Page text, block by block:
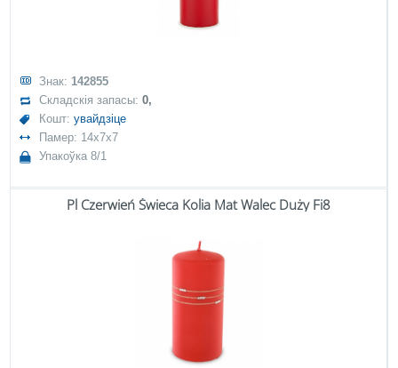
Знак: 142855
Складскія запасы:0,
Кошт:увайдзіце
Памер: 14x7x7
Упакоўка 8/1
Pl Czerwień Świeca Kolia Mat Walec Duży Fi8